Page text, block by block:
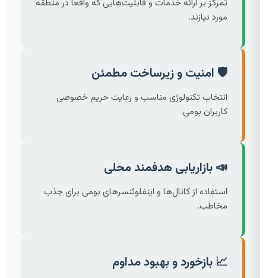
مورد نیازند.
🛡️ امنیت و زیرساخت مطمئن
انتخاب تکنولوژی مناسب و رعایت حریم خصوصی
کاربران بومی.
📣 بازاریابی هدفمند محلی
استفاده از کانال‌ها و اینفلوئنسرهای بومی برای جذب
مخاطب.
📈 بازخورد و بهبود مداوم